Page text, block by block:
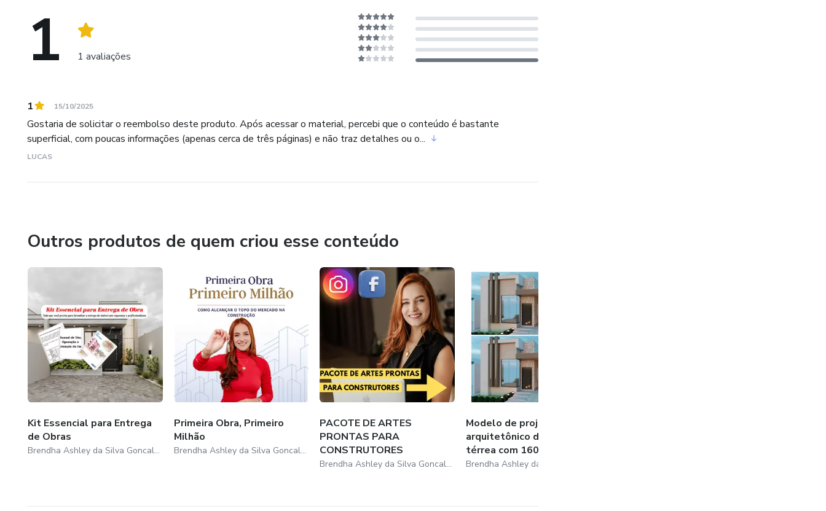
1 1 avaliações
1 15/10/2025
Gostaria de solicitar o reembolso deste produto. Após acessar o material, percebi que o conteúdo é bastante
superficial, com poucas informações (apenas cerca de três páginas) e não traz detalhes ou o...
LUCAS
Outros produtos de quem criou esse conteúdo
Kit Essencial para Entrega
de Obras
Brendha Ashley da Silva Goncalves
Primeira Obra, Primeiro
Milhão
Brendha Ashley da Silva Goncalves
PACOTE DE ARTES
PRONTAS PARA
CONSTRUTORES
Brendha Ashley da Silva Goncalves
Modelo de projeto
arquitetônico de casa
térrea com 160m²